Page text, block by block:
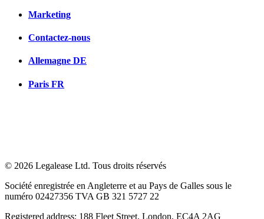
Marketing
Contactez-nous
Allemagne DE
Paris FR
© 2026 Legalease Ltd. Tous droits réservés
Société enregistrée en Angleterre et au Pays de Galles sous le
numéro 02427356 TVA GB 321 5727 22
Registered address: 188 Fleet Street, London, EC4A 2AG